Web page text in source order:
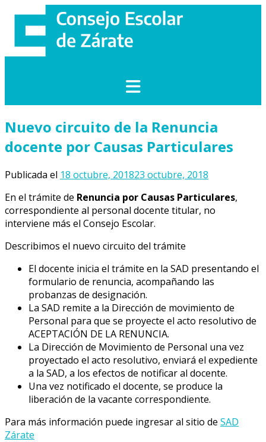
contenido
Nuevo circuito de la Renuncia
docente por Causas Particulares
Publicada el 18 octubre, 201823 octubre, 2018
En el trámite de Renuncia por Causas Particulares,
correspondiente al personal docente titular, no
interviene más el Consejo Escolar.
Describimos el nuevo circuito del trámite
El docente inicia el trámite en la SAD presentando el
formulario de renuncia, acompañando las
probanzas de designación.
La SAD remite a la Dirección de movimiento de
Personal para que se proyecte el acto resolutivo de
ACEPTACIÓN DE LA RENUNCIA.
La Dirección de Movimiento de Personal una vez
proyectado el acto resolutivo, enviará el expediente
a la SAD, a los efectos de notificar al docente.
Una vez notificado el docente, se produce la
liberación de la vacante correspondiente.
Para más información puede ingresar al sitio de SAD
Zárate